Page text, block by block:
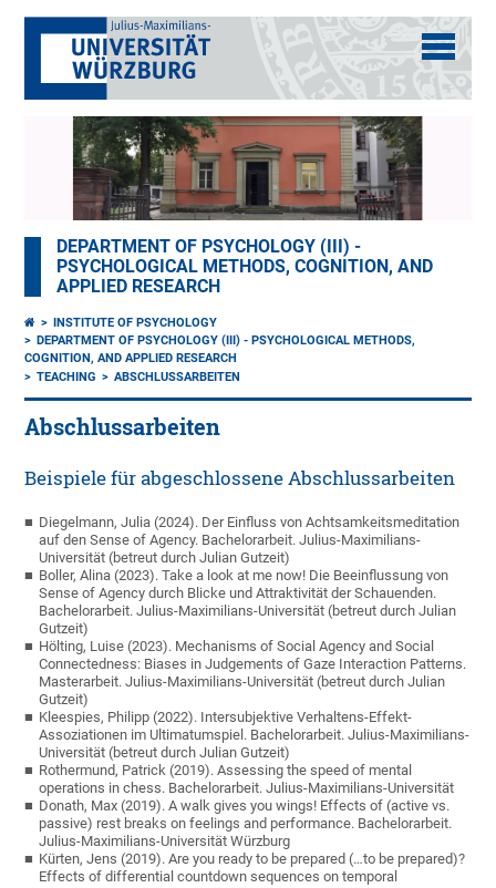
DEPARTMENT OF PSYCHOLOGY (III) -
PSYCHOLOGICAL METHODS, COGNITION, AND
APPLIED RESEARCH
INSTITUTE OF PSYCHOLOGY
DEPARTMENT OF PSYCHOLOGY (III) - PSYCHOLOGICAL METHODS,
COGNITION, AND APPLIED RESEARCH
TEACHING
ABSCHLUSSARBEITEN
Abschlussarbeiten
Beispiele für abgeschlossene Abschlussarbeiten
Diegelmann, Julia (2024). Der Einfluss von Achtsamkeitsmeditation
auf den Sense of Agency. Bachelorarbeit. Julius-Maximilians-
Universität (betreut durch Julian Gutzeit)
Boller, Alina (2023). Take a look at me now! Die Beeinflussung von
Sense of Agency durch Blicke und Attraktivität der Schauenden.
Bachelorarbeit. Julius-Maximilians-Universität (betreut durch Julian
Gutzeit)
Hölting, Luise (2023). Mechanisms of Social Agency and Social
Connectedness: Biases in Judgements of Gaze Interaction Patterns.
Masterarbeit. Julius-Maximilians-Universität (betreut durch Julian
Gutzeit)
Kleespies, Philipp (2022). Intersubjektive Verhaltens-Effekt-
Assoziationen im Ultimatumspiel. Bachelorarbeit. Julius-Maximilians-
Universität (betreut durch Julian Gutzeit)
Rothermund, Patrick (2019). Assessing the speed of mental
operations in chess. Bachelorarbeit. Julius-Maximilians-Universität
Donath, Max (2019). A walk gives you wings! Effects of (active vs.
passive) rest breaks on feelings and performance. Bachelorarbeit.
Julius-Maximilians-Universität Würzburg
Kürten, Jens (2019). Are you ready to be prepared (…to be prepared)?
Effects of differential countdown sequences on temporal